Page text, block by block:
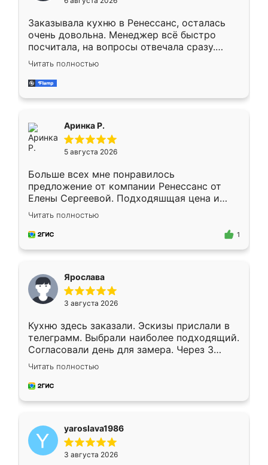
мебели буду заказывать только здесь.
Заказывала кухню в Ренессанс, осталась
очень довольна. Менеджер всё быстро
посчитала, на вопросы отвечала сразу.
Замерщик приехал в субботу, подошёл к
делу со всей ответственностью. Собрали
за день, ребята работали аккуратно, даже
Читать полностью
Аринка Р.
5 августа 2026
Больше всех мне понравилось
предложение от компании Ренессанс от
Елены Сергеевой. Подходяшщая цена и
короткие сроки изготовления. Приехавший
для замера сотрудник Владислав
предложил по моему эскизу самый
Читать полностью
1
Ярослава
3 августа 2026
Кухню здесь заказали. Эскизы прислали в
телеграмм. Выбрали наиболее подходящий.
Согласовали день для замера. Через 3
недели кухня была уже готова. Остались
довольны работой. Спасибо Ренессанс
мебель за качественную работу!
Читать полностью
yaroslava1986
3 августа 2026